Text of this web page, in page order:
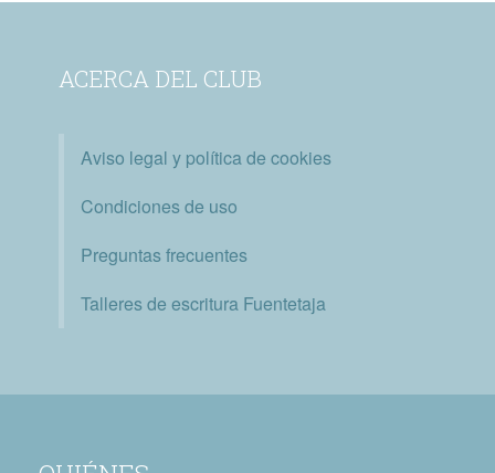
ACERCA DEL CLUB
Aviso legal y política de cookies
Condiciones de uso
Preguntas frecuentes
Talleres de escritura Fuentetaja